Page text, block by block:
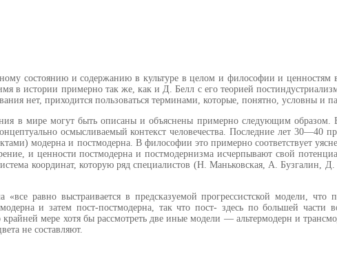
состоянию и содержанию в культуре в целом и философии и ценностям
в истории примерно так же, как и Д. Белл с его теорией
нет, приходится пользоваться тер­минами, которые, понятно, условны и
в мире могут быть опи­саны и объяснены примерно следу­ющим
осмысливаемый контекст человечества. Последние лет 30—40
модерна и постмодер­на. В философии это примерно соот­ветствует
и ценности постмодер­на и постмодернизма исчерпывают свой
система координат, которую ряд специалистов (Н. Маньковская, А.
равно выстраивается в предсказуемой прогрессистской модели, что
и затем пост-постмодерна, так что пост- здесь по большей
крайней мере хотя бы рассмотреть две иные модели — альтермодерн и
не составляют.